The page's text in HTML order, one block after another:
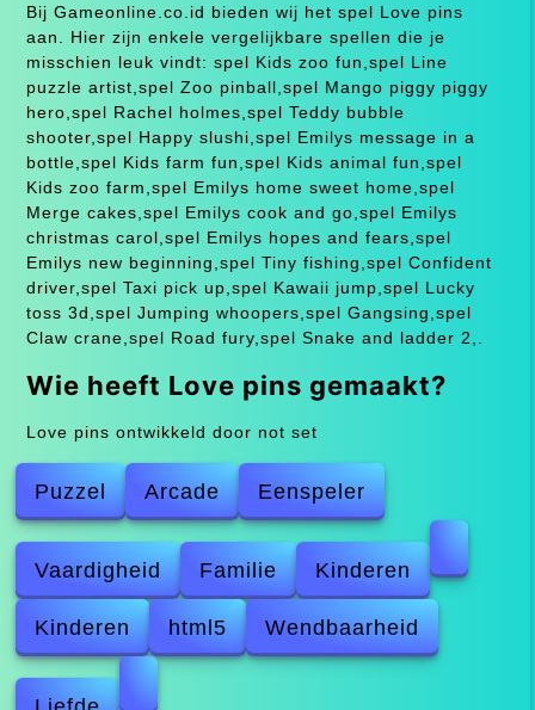
Bij Gameonline.co.id bieden wij het spel Love pins
aan. Hier zijn enkele vergelijkbare spellen die je
misschien leuk vindt: spel Kids zoo fun,spel Line
puzzle artist,spel Zoo pinball,spel Mango piggy piggy
hero,spel Rachel holmes,spel Teddy bubble
shooter,spel Happy slushi,spel Emilys message in a
bottle,spel Kids farm fun,spel Kids animal fun,spel
Kids zoo farm,spel Emilys home sweet home,spel
Merge cakes,spel Emilys cook and go,spel Emilys
christmas carol,spel Emilys hopes and fears,spel
Emilys new beginning,spel Tiny fishing,spel Confident
driver,spel Taxi pick up,spel Kawaii jump,spel Lucky
toss 3d,spel Jumping whoopers,spel Gangsing,spel
Claw crane,spel Road fury,spel Snake and ladder 2,.
Wie heeft Love pins gemaakt?
Love pins ontwikkeld door not set
Puzzel Arcade Eenspeler
Vaardigheid Familie Kinderen
Kinderen html5 Wendbaarheid